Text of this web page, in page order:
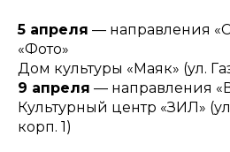
5 апреля — направления
«Фото»
Дом культуры «Маяк» (ул.
9 апреля — направления
Культурный центр «ЗИЛ»
корп. 1)